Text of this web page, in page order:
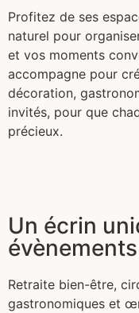
Profitez de ses
naturel pour
et vos moments
accompagne pour
décoration,
invités, pour que
précieux.
Un écrin
évènements
Retraite bien-être,
gastronomiques et